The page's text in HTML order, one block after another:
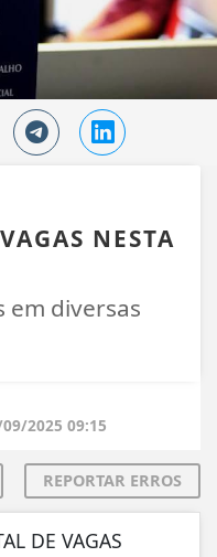
NESTA
em diversas
2025 09:15
REPORTAR ERROS
DE VAGAS